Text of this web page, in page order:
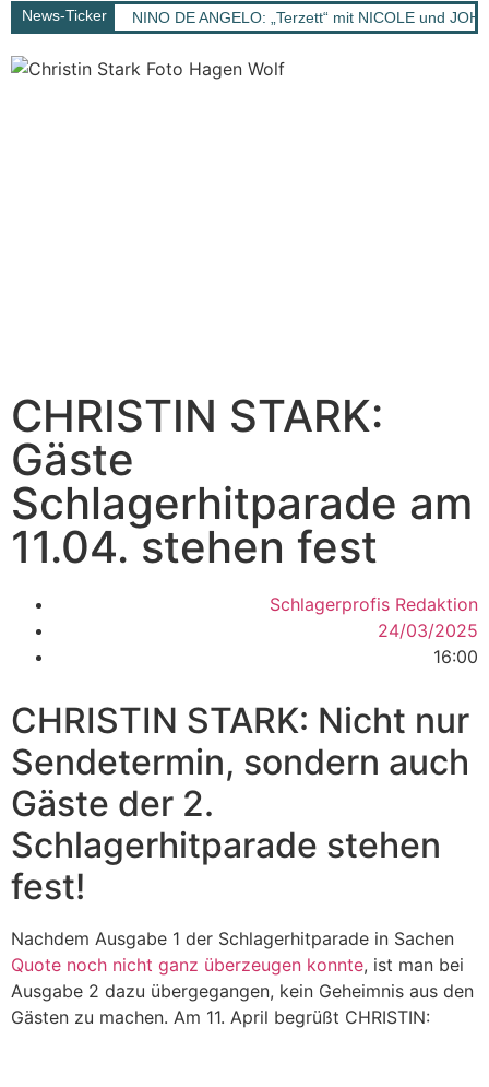
News-Ticker NINO DE ANGELO: „Terzett“ mit NICOLE und
CHRISTIN STARK:
Gäste
Schlagerhitparade am
11.04. stehen fest
Schlagerprofis Redaktion
24/03/2025
16:00
CHRISTIN STARK: Nicht nur
Sendetermin, sondern auch
Gäste der 2.
Schlagerhitparade stehen
fest!
Nachdem Ausgabe 1 der Schlagerhitparade in Sachen
Quote noch nicht ganz überzeugen konnte, ist man bei
Ausgabe 2 dazu übergegangen, kein Geheimnis aus den
Gästen zu machen. Am 11. April begrüßt CHRISTIN: